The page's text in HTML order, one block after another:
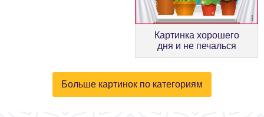
Картинка хорошего
дня и не печалься
Больше картинок по категориям